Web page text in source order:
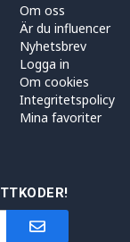
Om oss
Är du influencer
Nyhetsbrev
Logga in
Om cookies
Integritetspolicy
Mina favoriter